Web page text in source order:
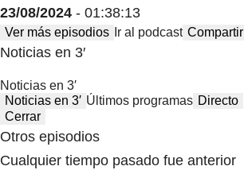
23/08/2024 - 01:38:13
Ver más episodios Ir al podcast Compartir
Noticias en 3′
Noticias en 3′
Noticias en 3′ Últimos programas Directo
Cerrar
Otros episodios
Cualquier tiempo pasado fue anterior